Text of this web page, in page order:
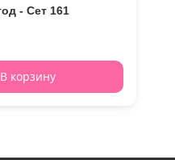
- Сет 161
В корзину